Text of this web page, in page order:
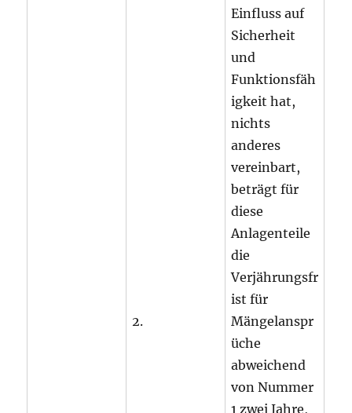
2.
Einfluss auf
Sicherheit
und
Funktionsfäh
igkeit hat,
nichts
anderes
vereinbart,
beträgt für
diese
Anlagenteile
die
Verjährungsfr
ist für
Mängelanspr
üche
abweichend
von Nummer
1 zwei Jahre,